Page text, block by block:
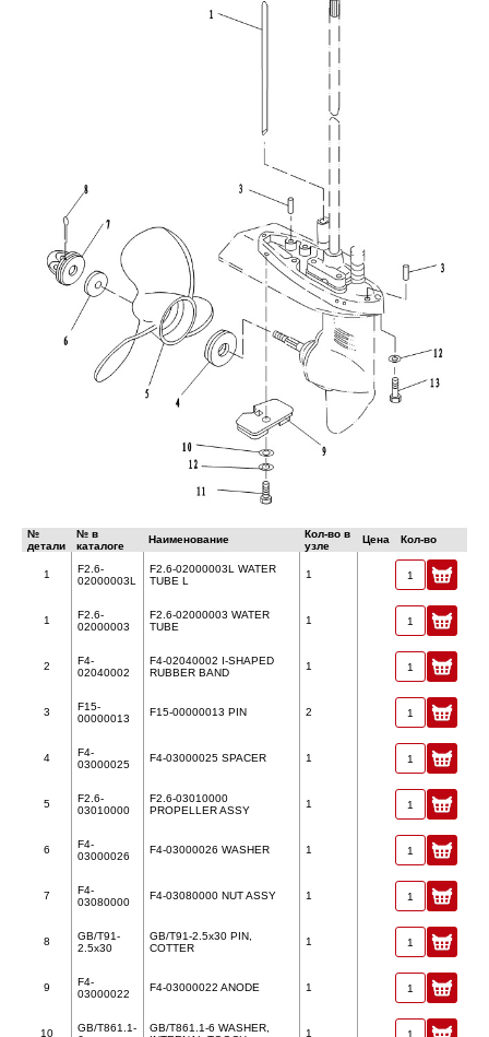
№
детали
№ в
каталоге
Наименование
Кол-во в
узле
Цена Кол-во
1
F2.6-
02000003L
F2.6-02000003L WATER
TUBE L
1
1
F2.6-
02000003
F2.6-02000003 WATER
TUBE
1
2
F4-
02040002
F4-02040002 I-SHAPED
RUBBER BAND
1
3
F15-
00000013
F15-00000013 PIN 2
4
F4-
03000025
F4-03000025 SPACER 1
5
F2.6-
03010000
F2.6-03010000
PROPELLER ASSY
1
6
F4-
03000026
F4-03000026 WASHER 1
7
F4-
03080000
F4-03080000 NUT ASSY 1
8
GB/T91-
2.5x30
GB/T91-2.5x30 PIN,
COTTER
1
9
F4-
03000022
F4-03000022 ANODE 1
10
GB/T861.1-
GB/T861.1-6 WASHER,
1